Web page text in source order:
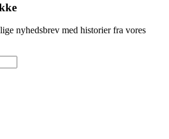
nyhedsbrev med historier fra vores